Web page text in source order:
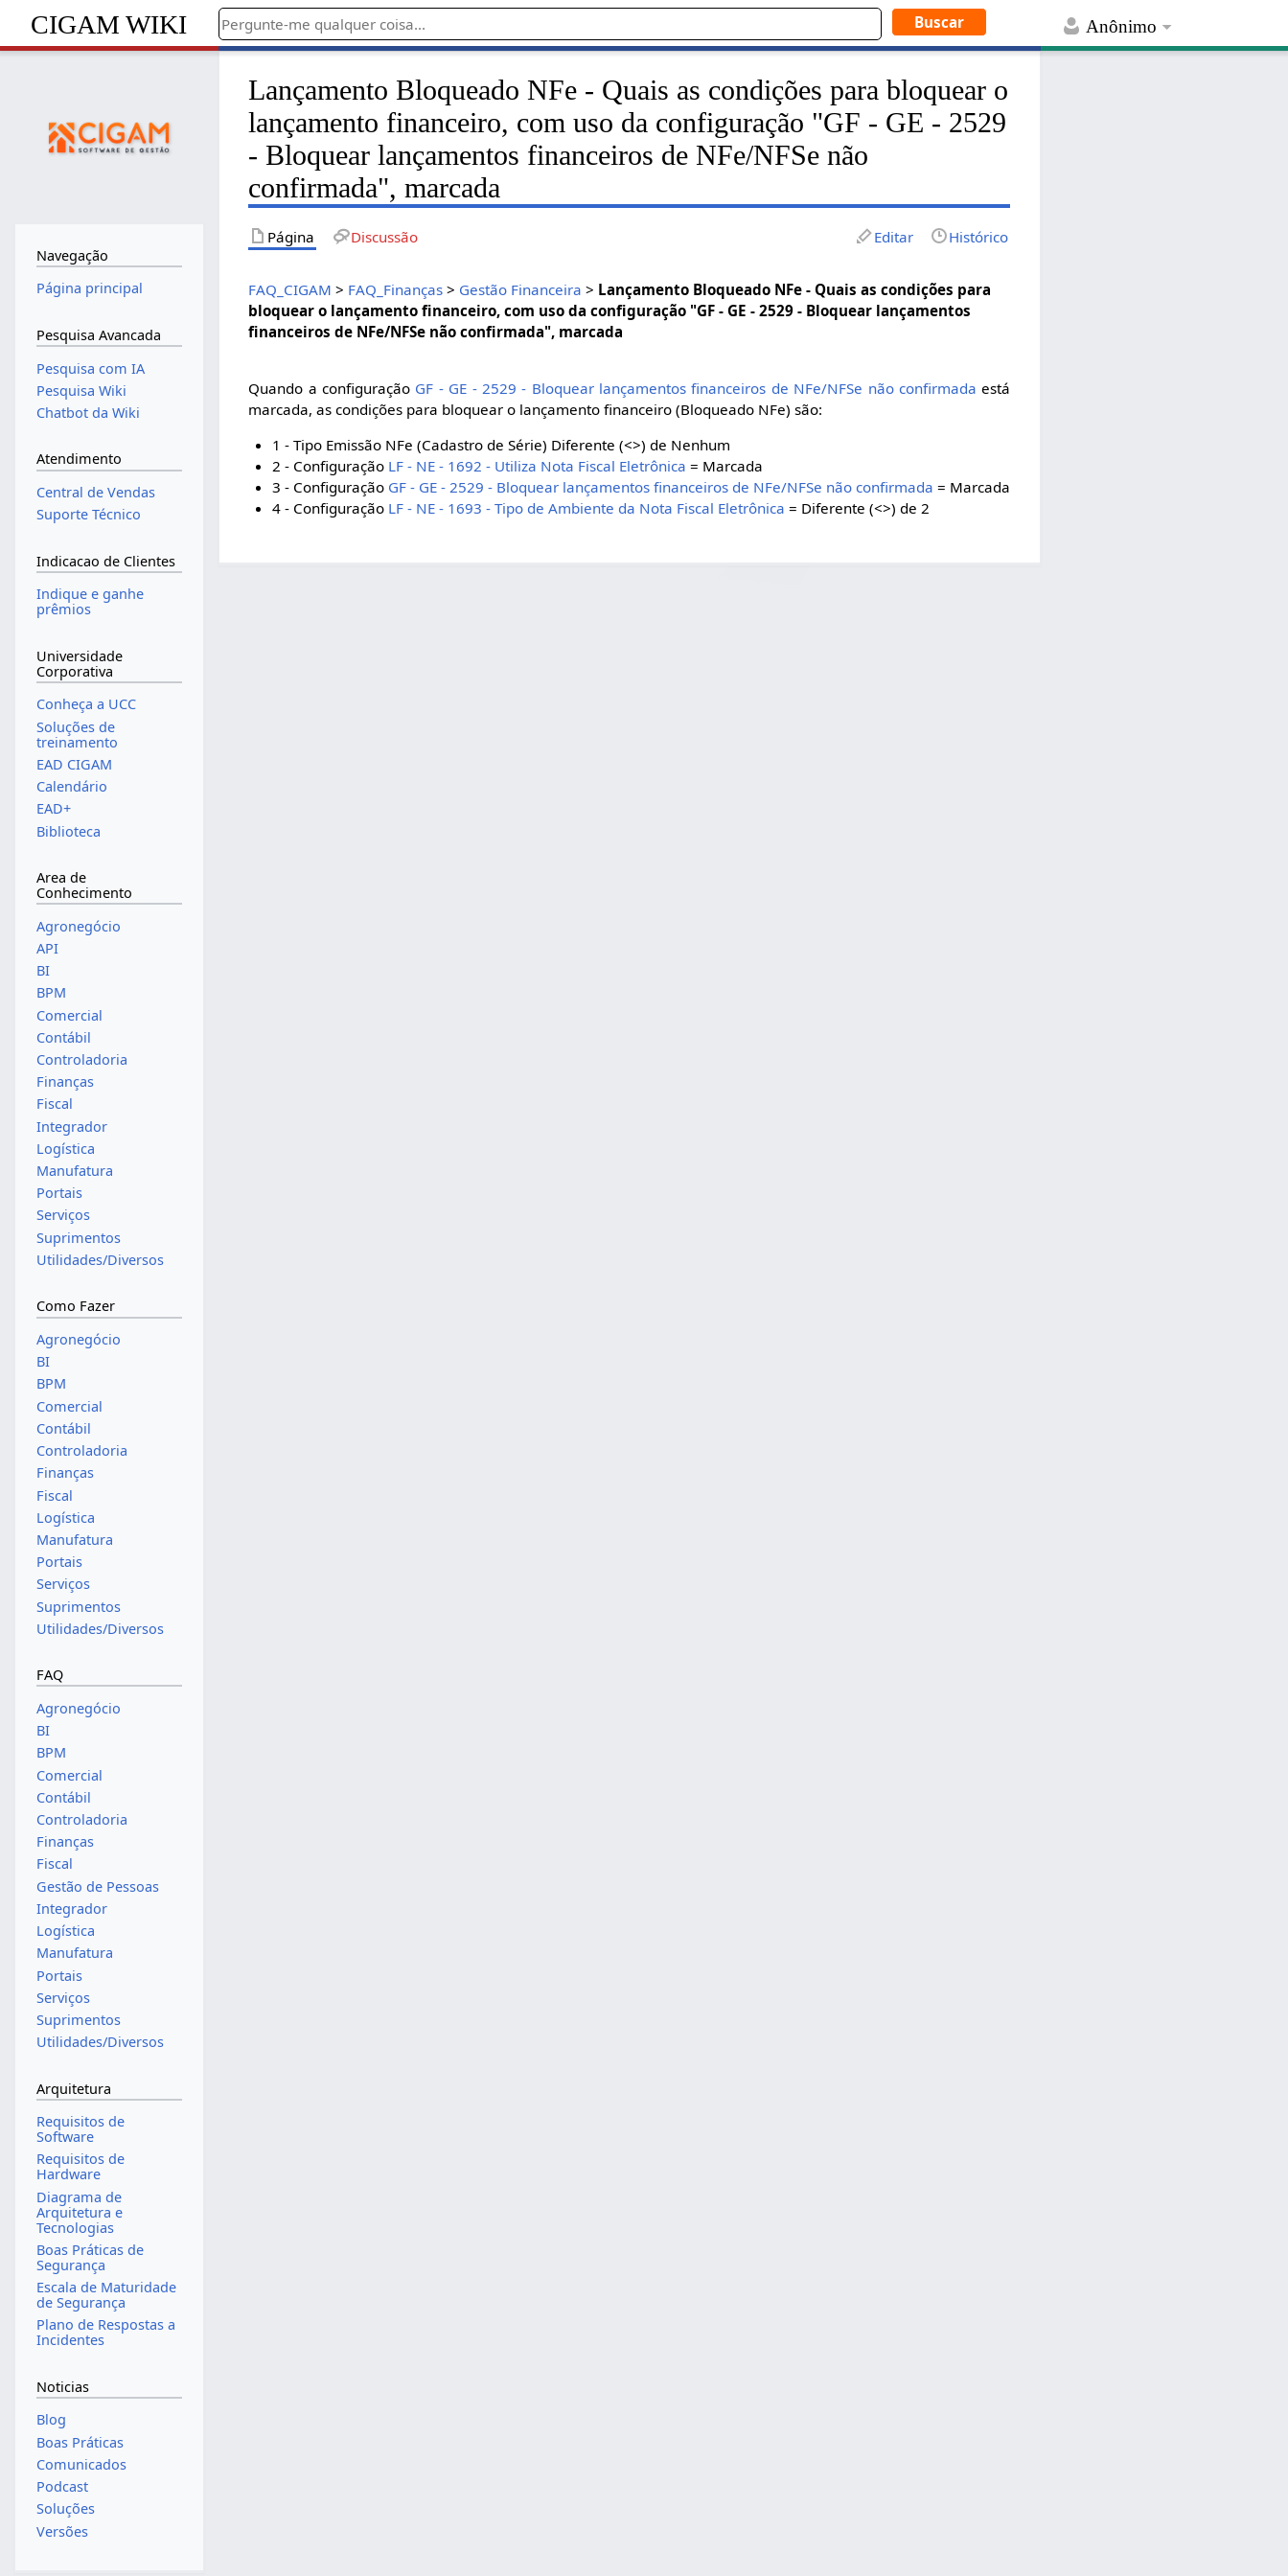
Anônimo
CIGAM WIKI
Lançamento Bloqueado NFe - Quais as condições para bloquear o
lançamento financeiro, com uso da configuração "GF - GE - 2529
- Bloquear lançamentos financeiros de NFe/NFSe não
confirmada", marcada
Página Discussão Editar Histórico
FAQ_CIGAM > FAQ_Finanças > Gestão Financeira > Lançamento Bloqueado NFe - Quais as condições para
bloquear o lançamento financeiro, com uso da configuração "GF - GE - 2529 - Bloquear lançamentos
financeiros de NFe/NFSe não confirmada", marcada
Quando a configuração GF - GE - 2529 - Bloquear lançamentos financeiros de NFe/NFSe não confirmada está
marcada, as condições para bloquear o lançamento financeiro (Bloqueado NFe) são:
1 - Tipo Emissão NFe (Cadastro de Série) Diferente (<>) de Nenhum
2 - Configuração LF - NE - 1692 - Utiliza Nota Fiscal Eletrônica = Marcada
3 - Configuração GF - GE - 2529 - Bloquear lançamentos financeiros de NFe/NFSe não confirmada = Marcada
4 - Configuração LF - NE - 1693 - Tipo de Ambiente da Nota Fiscal Eletrônica = Diferente (<>) de 2
Navegação
Página principal
Pesquisa Avancada
Pesquisa com IA
Pesquisa Wiki
Chatbot da Wiki
Atendimento
Central de Vendas
Suporte Técnico
Indicacao de Clientes
Indique e ganhe
prêmios
Universidade
Corporativa
Conheça a UCC
Soluções de
treinamento
EAD CIGAM
Calendário
EAD+
Biblioteca
Area de
Conhecimento
Agronegócio
API
BI
BPM
Comercial
Contábil
Controladoria
Finanças
Fiscal
Integrador
Logística
Manufatura
Portais
Serviços
Suprimentos
Utilidades/Diversos
Como Fazer
Agronegócio
BI
BPM
Comercial
Contábil
Controladoria
Finanças
Fiscal
Logística
Manufatura
Portais
Serviços
Suprimentos
Utilidades/Diversos
FAQ
Agronegócio
BI
BPM
Comercial
Contábil
Controladoria
Finanças
Fiscal
Gestão de Pessoas
Integrador
Logística
Manufatura
Portais
Serviços
Suprimentos
Utilidades/Diversos
Arquitetura
Requisitos de
Software
Requisitos de
Hardware
Diagrama de
Arquitetura e
Tecnologias
Boas Práticas de
Segurança
Escala de Maturidade
de Segurança
Plano de Respostas a
Incidentes
Noticias
Blog
Boas Práticas
Comunicados
Podcast
Soluções
Versões